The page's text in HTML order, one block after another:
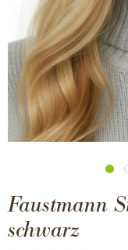
Faustmann
schwarz